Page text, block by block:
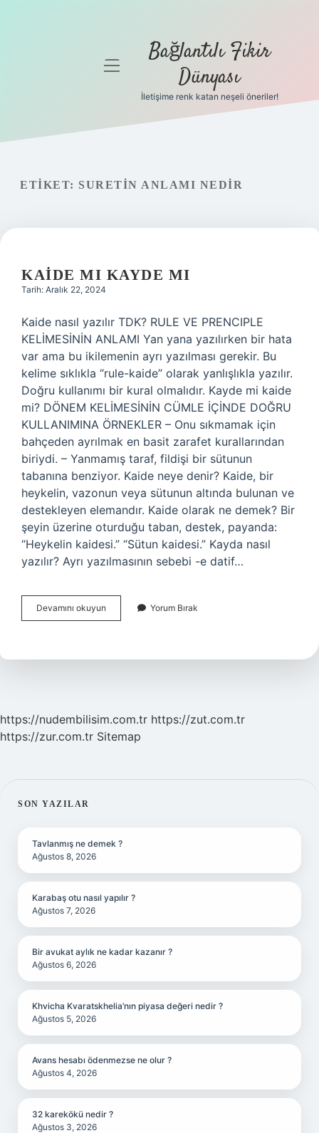
Gizlilik
Yasal Uyarı
Hakkımızda
menüyü
Bağlantılı Fikir
Dünyası
İletişime renk katan neşeli öneriler!
ETIKET: SURETIN ANLAMI NEDIR
KAIDE MI KAYDE MI
Tarih: Aralık 22, 2024
Kaide nasıl yazılır TDK? RULE VE PRENCIPLE
KELİMESİNİN ANLAMI Yan yana yazılırken bir hata
var ama bu ikilemenin ayrı yazılması gerekir. Bu
kelime sıklıkla “rule-kaide” olarak yanlışlıkla yazılır.
Doğru kullanımı bir kural olmalıdır. Kayde mi kaide
mi? DÖNEM KELİMESİNİN CÜMLE İÇİNDE DOĞRU
KULLANIMINA ÖRNEKLER – Onu sıkmamak için
bahçeden ayrılmak en basit zarafet kurallarından
biriydi. – Yanmamış taraf, fildişi bir sütunun
tabanına benziyor. Kaide neye denir? Kaide, bir
heykelin, vazonun veya sütunun altında bulunan ve
destekleyen elemandır. Kaide olarak ne demek? Bir
şeyin üzerine oturduğu taban, destek, payanda:
“Heykelin kaidesi.” “Sütun kaidesi.” Kayda nasıl
yazılır? Ayrı yazılmasının sebebi -e datif…
Devamını okuyun
Mı
Yorum Bırak
https://nudembilisim.com.tr https://zut.com.tr
https://zur.com.tr Sitemap
SIDEBAR
SON YAZILAR
Tavlanmış ne demek ?
Ağustos 8, 2026
Karabaş otu nasıl yapılır ?
Ağustos 7, 2026
Bir avukat aylık ne kadar kazanır ?
Ağustos 6, 2026
Khvicha Kvaratskhelia’nın piyasa değeri nedir ?
Ağustos 5, 2026
Avans hesabı ödenmezse ne olur ?
Ağustos 4, 2026
32 karekökü nedir ?
Ağustos 3, 2026